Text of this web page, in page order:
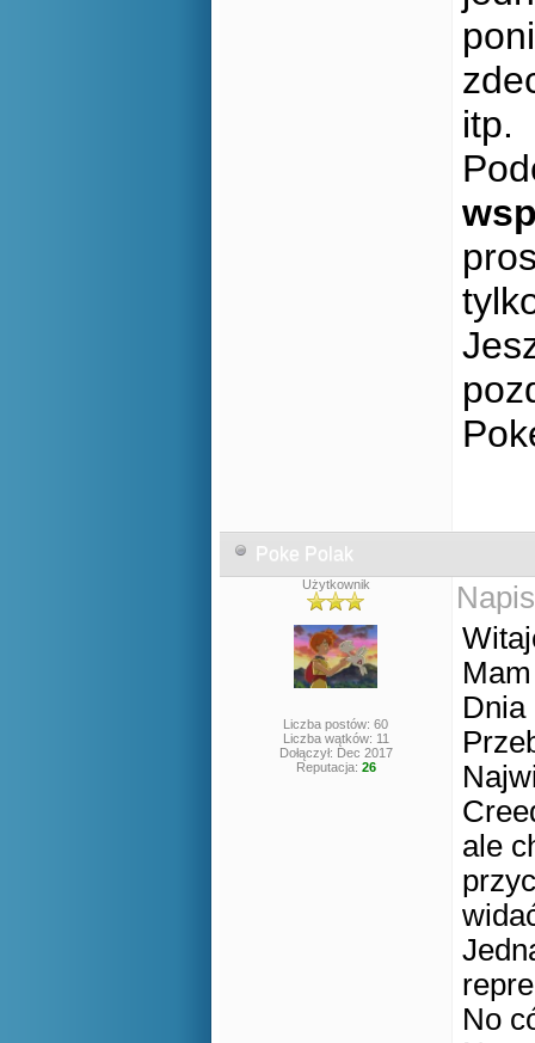
itp.
Poke Polak
Użytkownik
Liczba postów: 60
Liczba wątków: 11
Dołączył: Dec 2017
Reputacja: 26
Dnia
ale
No